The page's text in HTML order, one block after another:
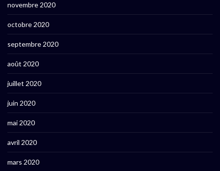
novembre 2020
octobre 2020
septembre 2020
août 2020
juillet 2020
juin 2020
mai 2020
avril 2020
mars 2020